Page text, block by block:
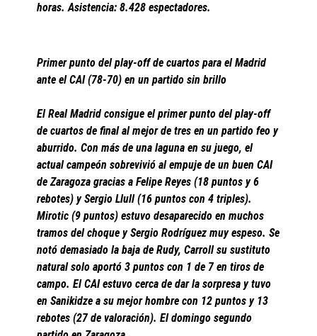
horas. Asistencia: 8.428 espectadores.
Primer punto del play-off de cuartos para el Madrid
ante el CAI (78-70) en un partido sin brillo
El Real Madrid consigue el primer punto del play-off
de cuartos de final al mejor de tres en un partido feo y
aburrido. Con más de una laguna en su juego, el
actual campeón sobrevivió al empuje de un buen CAI
de Zaragoza gracias a Felipe Reyes (18 puntos y 6
rebotes) y Sergio Llull (16 puntos con 4 triples).
Mirotic (9 puntos) estuvo desaparecido en muchos
tramos del choque y Sergio Rodríguez muy espeso. Se
notó demasiado la baja de Rudy, Carroll su sustituto
natural solo aportó 3 puntos con 1 de 7 en tiros de
campo. El CAI estuvo cerca de dar la sorpresa y tuvo
en Sanikidze a su mejor hombre con 12 puntos y 13
rebotes (27 de valoración). El domingo segundo